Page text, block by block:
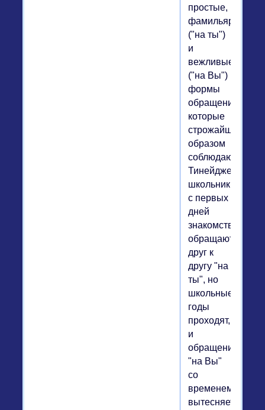
простые,
фамильярные
("на ты")
и
вежливые
("на Вы")
формы
обращения,
которые
строжайшим
образом
соблюдаются.
Тинейджеры,
школьники
с первых
дней
знакомства
обращаются
друг к
другу "на
ты", но
школьные
годы
проходят,
и
обращение
"на Вы"
со
временем
вытесняет